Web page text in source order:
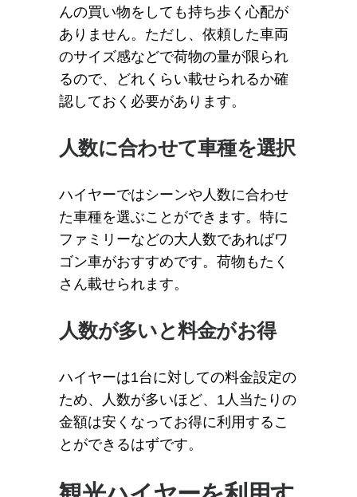
んの買い物をしても持ち歩く心配が
ありません。ただし、依頼した車両
のサイズ感などで荷物の量が限られ
るので、どれくらい載せられるか確
認しておく必要があります。
人数に合わせて車種を選択
ハイヤーではシーンや人数に合わせ
た車種を選ぶことができます。特に
ファミリーなどの大人数であればワ
ゴン車がおすすめです。荷物もたく
さん載せられます。
人数が多いと料金がお得
ハイヤーは1台に対しての料金設定の
ため、人数が多いほど、1人当たりの
金額は安くなってお得に利用するこ
とができるはずです。